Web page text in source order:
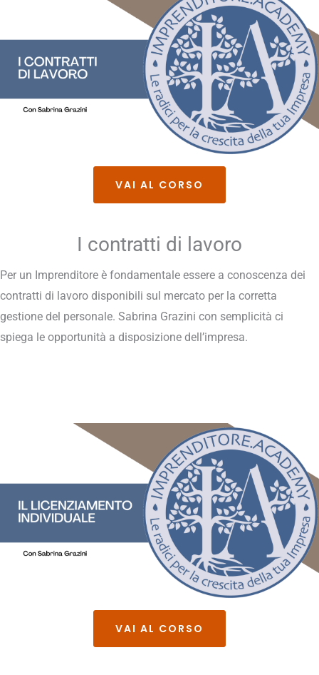
VAI AL CORSO
I contratti di lavoro
Per un Imprenditore è fondamentale essere a conoscenza dei
contratti di lavoro disponibili sul mercato per la corretta
gestione del personale. Sabrina Grazini con semplicità ci
spiega le opportunità a disposizione dell’impresa.
VAI AL CORSO